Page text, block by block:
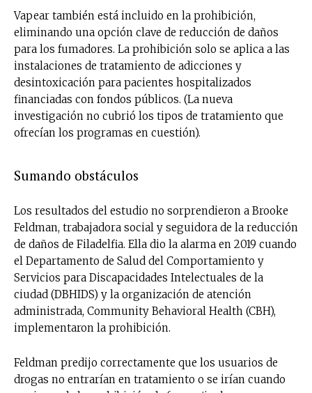
Vapear también está incluido en la prohibición,
eliminando una opción clave de reducción de daños
para los fumadores. La prohibición solo se aplica a las
instalaciones de tratamiento de adicciones y
desintoxicación para pacientes hospitalizados
financiadas con fondos públicos. (La nueva
investigación no cubrió los tipos de tratamiento que
ofrecían los programas en cuestión).
Sumando obstáculos
Los resultados del estudio no sorprendieron a Brooke
Feldman, trabajadora social y seguidora de la reducción
de daños de Filadelfia. Ella dio la alarma en 2019 cuando
el Departamento de Salud del Comportamiento y
Servicios para Discapacidades Intelectuales de la
ciudad (DBHIDS) y la organización de atención
administrada, Community Behavioral Health (CBH),
implementaron la prohibición.
Feldman predijo correctamente que los usuarios de
drogas no entrarían en tratamiento o se irían cuando